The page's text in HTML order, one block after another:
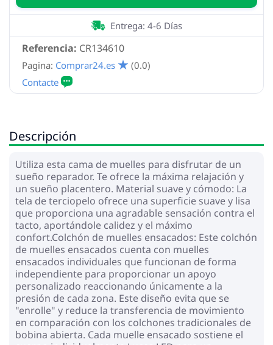
Referencia: CR134610
Entrega: 4-6 Días
Pagina: Comprar24.es (0.0)
Descripción
Utiliza esta cama de muelles para disfrutar de un
sueño reparador. Te ofrece la máxima relajación y
un sueño placentero. Material suave y cómodo: La
tela de terciopelo ofrece una superficie suave y lisa
que proporciona una agradable sensación contra el
tacto, aportándole calidez y el máximo
confort.Colchón de muelles ensacados: Este colchón
de muelles ensacados cuenta con muelles
ensacados individuales que funcionan de forma
independiente para proporcionar un apoyo
personalizado reaccionando únicamente a la
presión de cada zona. Este diseño evita que se
"enrolle" y reduce la transferencia de movimiento
en comparación con los colchones tradicionales de
bobina abierta. Cada muelle ensacado sostiene el